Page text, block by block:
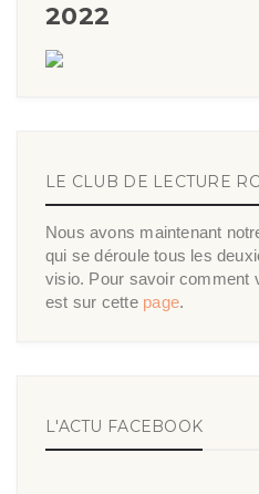
2022
LE CLUB DE LECTURE
Nous avons maintenant
qui se déroule tous les
visio. Pour savoir comment
est sur cette page.
L'ACTU FACEBOOK